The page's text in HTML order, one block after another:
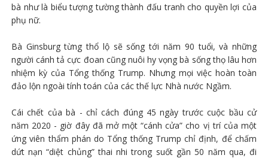
bà như là biểu tượng tường thành đấu tranh cho quyền lợi của
phụ nữ.
Bà Ginsburg từng thổ lộ sẽ sống tới năm 90 tuổi, và những
người cánh tả cực đoan cũng nuôi hy vọng bà sống thọ lâu hơn
nhiệm kỳ của Tổng thống Trump. Nhưng mọi việc hoàn toàn
đảo lộn ngoài tính toán của các thế lực Nhà nước Ngầm.
Cái chết của bà - chỉ cách đúng 45 ngày trước cuộc bầu cử
năm 2020 - giờ đây đã mở một “cánh cửa” cho vị trí của một
ứng viên thẩm phán do Tổng thống Trump chỉ định, để chấm
dứt nạn “diệt chủng” thai nhi trong suốt gần 50 năm qua, đi